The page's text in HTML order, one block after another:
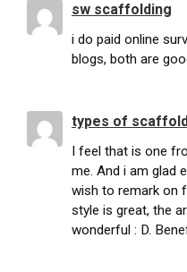
sw scaffolding
i do paid online
blogs, both are
types of
I feel that is one
me. And i am glad
wish to remark on
style is great, the
wonderful : D.